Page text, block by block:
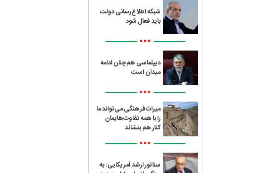
شبکه اطلاع‌رسانی دولت
باید فعال شود
•••
دیپلماسی هم‌چنان ادامه
میدان است
•••
میراث‌فرهنگی می‌تواند ما
را با همه تفاوت‌هایمان
کنار هم بنشاند
•••
سناتور ارشد آمریکایی: به